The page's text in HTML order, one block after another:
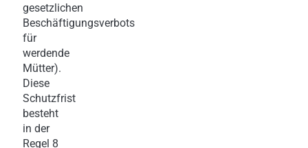
gesetzlichen
Beschäftigungsverbots
für
werdende
Mütter).
Diese
Schutzfrist
besteht
in der
Regel 8